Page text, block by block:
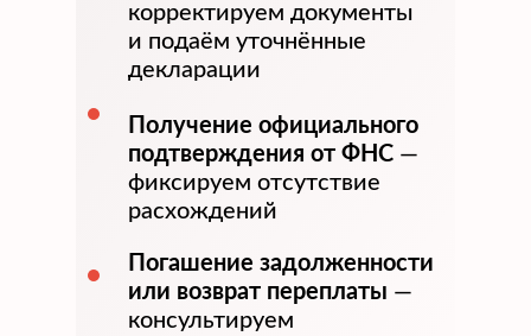
корректируем документы
и подаём уточнённые
декларации
Погашение задолженности
или возврат переплаты —
консультируем
Получение официального
подтверждения от ФНС —
фиксируем отсутствие
расхождений